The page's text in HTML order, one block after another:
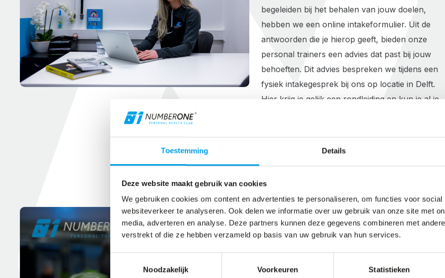
Toestemming Details
Deze website maakt gebruik van cookies
We gebruiken cookies om content en advertenties te personaliseren, om functies voor
websiteverkeer te analyseren. Ook delen we informatie over uw gebruik van onze site met
media, adverteren en analyse. Deze partners kunnen deze gegevens combineren met
verstrekt of die ze hebben verzameld op basis van uw gebruik van hun services.
Noodzakelijk
Voorkeuren Statistieken
begeleiden bij het behalen van jouw doelen,
hebben we een online intakeformulier. Uit de
antwoorden die je hierop geeft, bieden onze
personal trainers een advies dat past bij jouw
behoeften. Dit advies bespreken we tijdens een
fysiek intakegesprek bij ons op locatie in Delft.
Hier krijg je gelijk een rondleiding en kun je al je